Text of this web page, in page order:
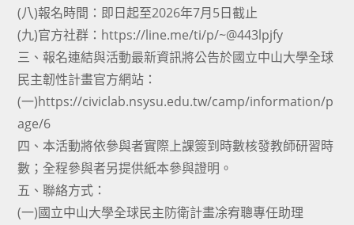
(八)報名時間：即日起至2026年7月5日截止
(九)官方社群：https://line.me/ti/p/~@443lpjfy
三、報名連結與活動最新資訊將公告於國立中山大學全球
民主韌性計畫官方網站：
(一)https://civiclab.nsysu.edu.tw/camp/information/p
age/6
四、本活動將依參與者實際上課簽到時數核發教師研習時
數；全程參與者另提供紙本參與證明。
五、聯絡方式：
(一)國立中山大學全球民主防衛計畫凃宥聰專任助理